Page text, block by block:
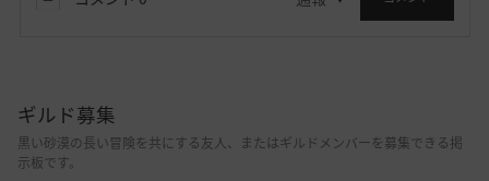
ギルド募集
黒い砂漠の長い冒険を共にする友人、またはギルドメンバーを募集できる掲
示板です。